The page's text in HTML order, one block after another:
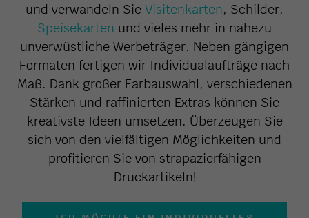
und verwandeln Sie Visitenkarten, Schilder,
Speisekarten und vieles mehr in nahezu
unverwüstliche Werbeträger. Neben gängigen
Formaten fertigen wir Individualaufträge nach
Maß. Dank großer Farbauswahl, verschiedenen
Stärken und raffinierten Extras können Sie
kreativste Ideen umsetzen. Überzeugen Sie
sich von den vielfältigen Möglichkeiten und
profitieren Sie von strapazierfähigen
Druckartikeln!